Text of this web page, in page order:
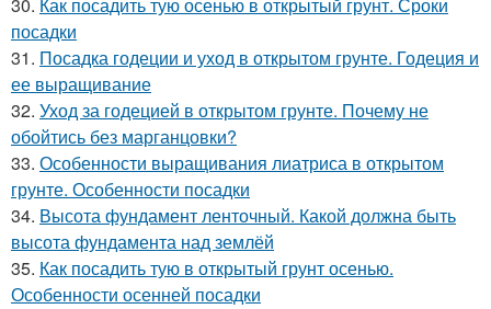
30. Как посадить тую осенью в открытый грунт. Сроки
посадки
31. Посадка годеции и уход в открытом грунте. Годеция и
ее выращивание
32. Уход за годецией в открытом грунте. Почему не
обойтись без марганцовки?
33. Особенности выращивания лиатриса в открытом
грунте. Особенности посадки
34. Высота фундамент ленточный. Какой должна быть
высота фундамента над землёй
35. Как посадить тую в открытый грунт осенью.
Особенности осенней посадки